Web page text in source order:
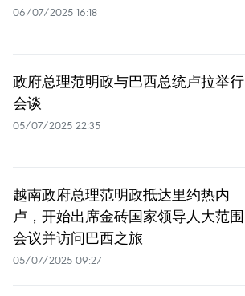
06/07/2025 16:18
政府总理范明政与巴西总统卢拉举行
会谈
05/07/2025 22:35
越南政府总理范明政抵达里约热内
卢，开始出席金砖国家领导人大范围
会议并访问巴西之旅
05/07/2025 09:27